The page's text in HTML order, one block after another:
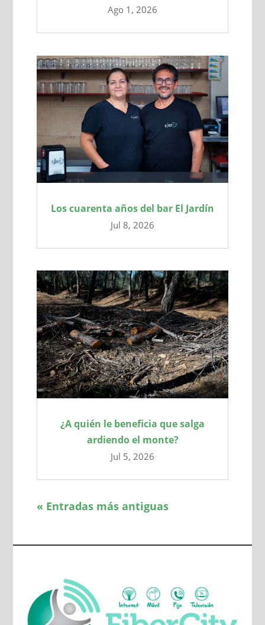
Ago 1, 2026
Los cuarenta años del bar El Jardín
Jul 8, 2026
¿A quién le beneficia que salga
ardiendo el monte?
Jul 5, 2026
« Entradas más antiguas